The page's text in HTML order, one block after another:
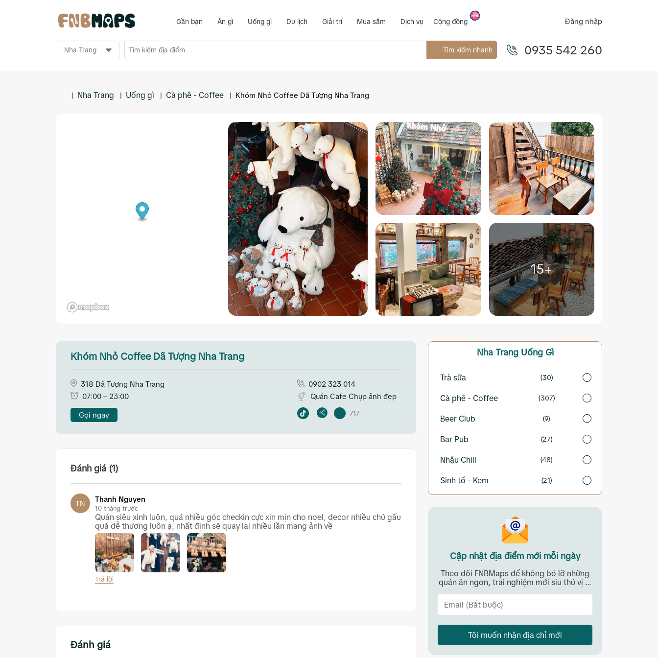
Gần bạn Ăn gì Uống gì Du lịch Giải trí Mua sắm Dịch vụ Cộng đồng Đăng nhập
Tìm kiếm nhanh 0935 542 260
| Nha Trang | Uống gì | Cà phê - Coffee | Khóm Nhỏ Coffee Dã Tượng Nha Trang
15+
Khóm Nhỏ Coffee Dã Tượng Nha Trang
318 Dã Tượng Nha Trang
0902 323 014
07:00 – 23:00
Quán Cafe Chụp ảnh đẹp
Gọi ngay 717
Đánh giá (1)
TN
Thanh Nguyen
10 tháng trước
Quán siêu xinh luôn, quá nhiều góc checkin cực xịn mịn cho noel, decor nhiều chú gấu
quá dễ thương luôn ạ, nhất định sẽ quay lại nhiều lần mang ảnh về
Trả lời
Đánh giá
Nha Trang Uống Gì
Trà sữa (30)
Cà phê - Coffee (307)
Beer Club (9)
Bar Pub (27)
Nhậu Chill (48)
Sinh tố - Kem (21)
Cập nhật địa điểm mới mỗi ngày
Theo dõi FNBMaps để không bỏ lỡ những
quán ăn ngon, trải nghiệm mới siu thú vị ...
Tôi muốn nhận địa chỉ mới